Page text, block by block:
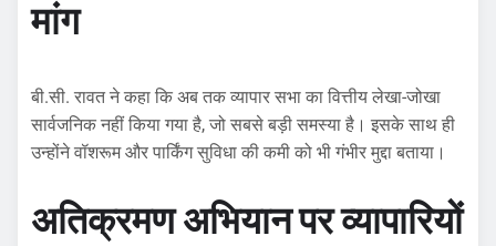
मांग
बी.सी. रावत ने कहा कि अब तक व्यापार सभा का वित्तीय लेखा-जोखा
सार्वजनिक नहीं किया गया है, जो सबसे बड़ी समस्या है। इसके साथ ही
उन्होंने वॉशरूम और पार्किंग सुविधा की कमी को भी गंभीर मुद्दा बताया।
अतिक्रमण अभियान पर व्यापारियों